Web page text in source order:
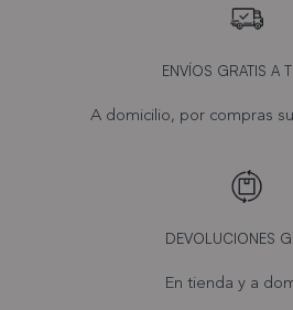
ENVÍOS GRATIS A
A domicilio, por compras
DEVOLUCIONES
En tienda y a